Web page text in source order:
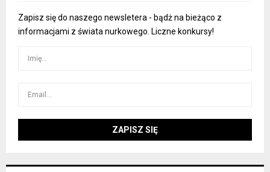
Zapisz się do naszego newsletera - bądż na bieżąco z
informacjami z świata nurkowego. Liczne konkursy!